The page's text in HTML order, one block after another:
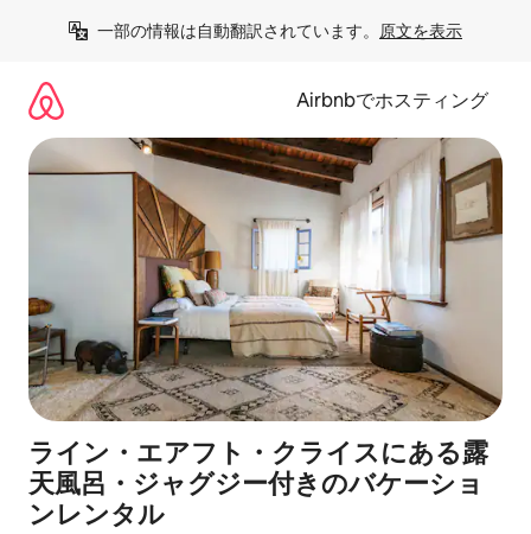
一部の情報は自動翻訳されています。 原文を表示
Airbnbでホスティング
ライン・エアフト・クライスにある露
天風呂・ジャグジー付きのバケーショ
ンレンタル